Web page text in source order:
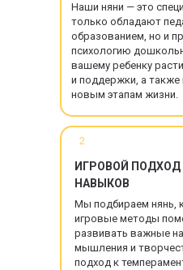
2
Наши няни — это
только обладают
образованием, но и
психологию
вашему ребенку
и поддержки, а также
новым этапам жизни.
ИГРОВОЙ ПОДХОД
НАВЫКОВ
Мы подбираем нянь,
игровые методы
развивать важные
мышления и
подход к